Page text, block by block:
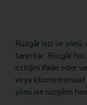
Rüzgâr hızı ve
tanımlar. Rüzgâr
ettiğini ifade eder
veya kilometre/saat
yönü ise rüzgârın